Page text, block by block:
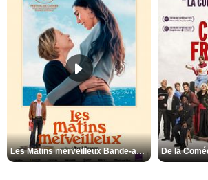
Les Matins merveilleux Bande-annonce VF